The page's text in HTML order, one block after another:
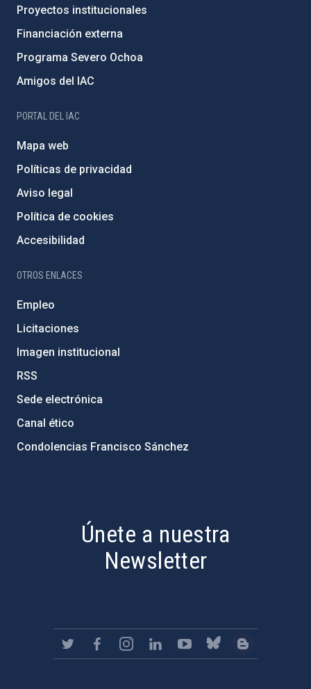
Proyectos institucionales
Financiación externa
Programa Severo Ochoa
Amigos del IAC
PORTAL DEL IAC
Mapa web
Políticas de privacidad
Aviso legal
Política de cookies
Accesibilidad
OTROS ENLACES
Empleo
Licitaciones
Imagen institucional
RSS
Sede electrónica
Canal ético
Condolencias Francisco Sánchez
Únete a nuestra
Newsletter